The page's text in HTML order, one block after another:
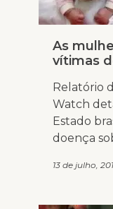
As
vítimas
Relatório
Watch
Estado
doença
13 de julho,